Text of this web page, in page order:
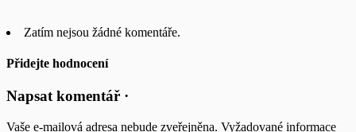
Zatím nejsou žádné komentáře.
Přidejte hodnocení
Napsat komentář ·
Vaše e-mailová adresa nebude zveřejněna. Vyžadované informace